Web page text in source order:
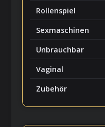
Rollenspiel
Sexmaschinen
Unbrauchbar
Vaginal
Zubehör